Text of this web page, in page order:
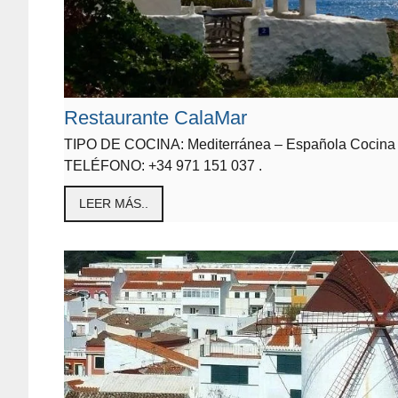
Restaurante CalaMar
TIPO DE COCINA: Mediterránea – Española
TELÉFONO: +34 971 151 037 .
LEER MÁS..